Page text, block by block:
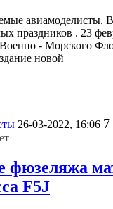
авиамоделисты.
праздников . 23
- Морского
новой
26-03-2022, 16:06 7
фюзеляжа
F5J